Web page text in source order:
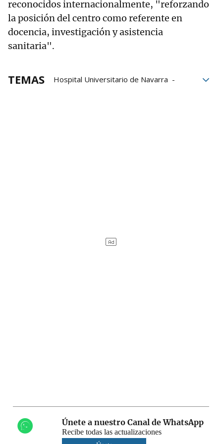
reconocidos internacionalmente, "reforzando
la posición del centro como referente en
docencia, investigación y asistencia
sanitaria".
TEMAS
Hospital Universitario de Navarra
Únete a nuestro Canal de WhatsApp
Recibe todas las actualizaciones